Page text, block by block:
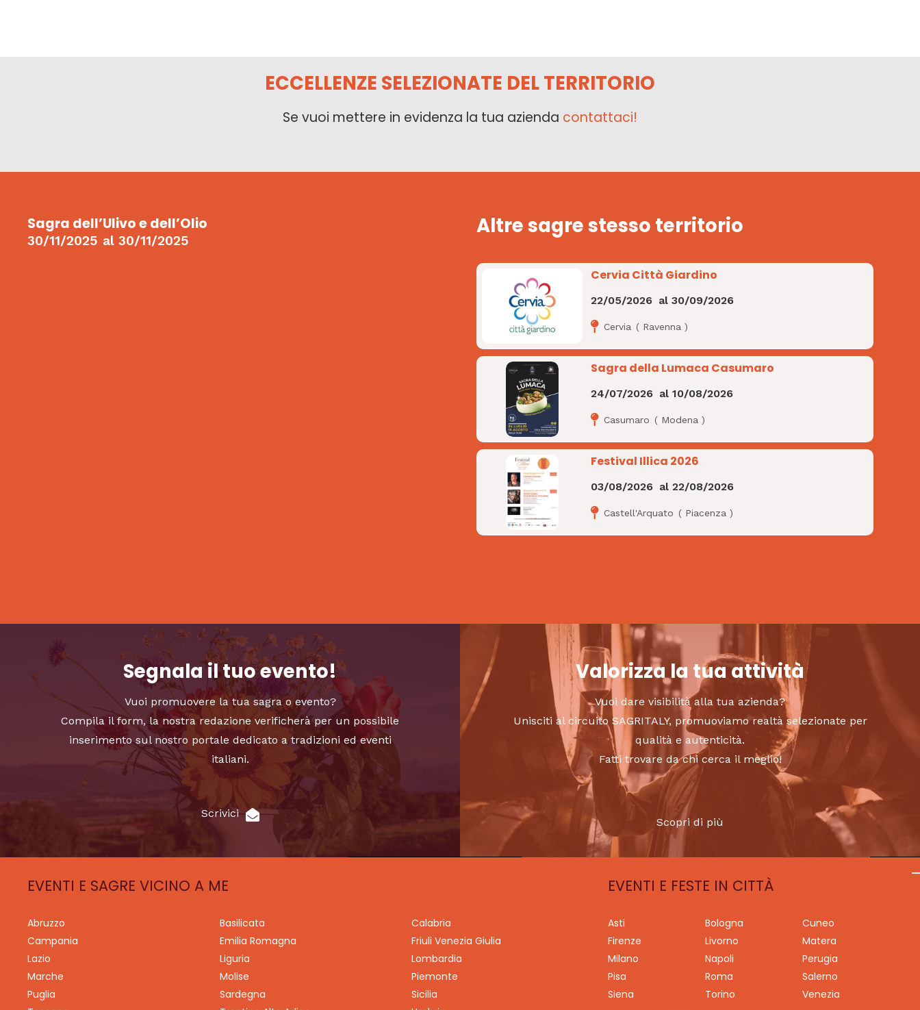
ECCELLENZE SELEZIONATE DEL TERRITORIO
Se vuoi mettere in evidenza la tua azienda contattaci!
Sagra dell’Ulivo e dell’Olio
30/11/2025 al 30/11/2025
Altre sagre stesso territorio
Cervia Città Giardino
22/05/2026 al30/09/2026
Cervia ( Ravenna )
Sagra della Lumaca Casumaro
24/07/2026 al10/08/2026
Casumaro ( Modena )
Festival Illica 2026
03/08/2026 al22/08/2026
Castell'Arquato ( Piacenza )
Segnala il tuo evento!
Vuoi promuovere la tua sagra o evento?
Compila il form, la nostra redazione verificherà per un possibile
inserimento sul nostro portale dedicato a tradizioni ed eventi
italiani.
Scrivici
Valorizza la tua attività
Vuoi dare visibilità alla tua azienda?
Unisciti al circuito SAGRITALY, promuoviamo realtà selezionate per
qualità e autenticità.
Fatti trovare da chi cerca il meglio!
Scopri di più
EVENTI E SAGRE VICINO A ME
Abruzzo Basilicata
Calabria
Campania
Emilia Romagna
Friuli Venezia Giulia
Lazio
Liguria
Lombardia
Marche
Molise
Piemonte
Puglia
Sardegna
Sicilia
EVENTI E FESTE IN CITTÀ
Asti Bologna
Cuneo
Firenze
Livorno
Matera
Milano
Napoli
Perugia
Pisa
Roma
Salerno
Siena
Torino Venezia